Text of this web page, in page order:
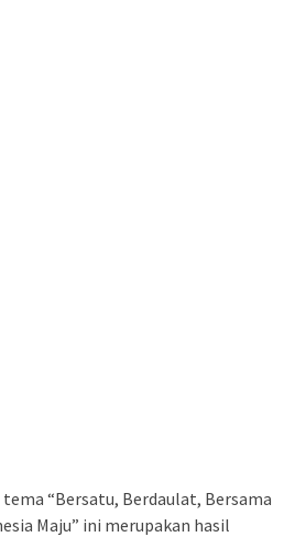
“Bersatu, Berdaulat, Bersama
Maju” ini merupakan hasil